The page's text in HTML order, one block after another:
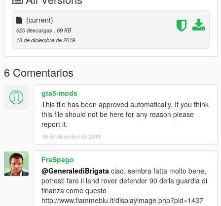
(current)
620 descargas , 69 KB
18 de diciembre de 2019
6 Comentarios
gta5-mods
This file has been approved automatically. If you think
this file should not be here for any reason please
report it.
18 de diciembre de 2019
FraSpago
@GeneralediBrigata ciao, sembra fatta molto bene,
potresti fare il land rover defender 90 della guardia di
finanza come questo
http://www.fiammeblu.it/displayimage.php?pid=1437